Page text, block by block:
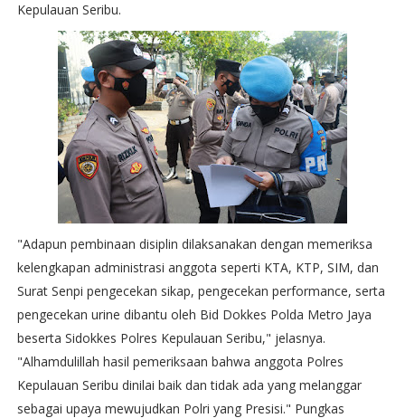
Kepulauan Seribu.
"Adapun pembinaan disiplin dilaksanakan dengan memeriksa
kelengkapan administrasi anggota seperti KTA, KTP, SIM, dan
Surat Senpi pengecekan sikap, pengecekan performance, serta
pengecekan urine dibantu oleh Bid Dokkes Polda Metro Jaya
beserta Sidokkes Polres Kepulauan Seribu," jelasnya.
"Alhamdulillah hasil pemeriksaan bahwa anggota Polres
Kepulauan Seribu dinilai baik dan tidak ada yang melanggar
sebagai upaya mewujudkan Polri yang Presisi." Pungkas